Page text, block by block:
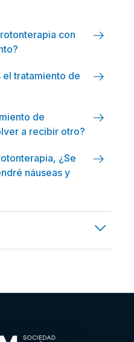
con
arrow_right_alt
el tratamiento de
arrow_right_alt
de
a recibir otro?
arrow_right_alt
¿Se
náuseas y
arrow_right_alt
arrow_forward_ios